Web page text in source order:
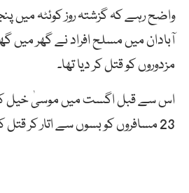
واضح رہے کہ گزشتہ روز کوئٹہ میں
مزدوروں کو قتل کر دیا تھا۔
اس سے قبل اگست میں موسیٰ خیل
23 مسافروں کو بسوں سے اتار کر قتل کر دیا گیا تھا۔